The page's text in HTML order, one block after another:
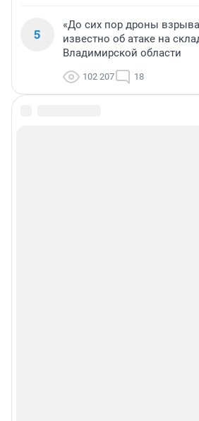
5
«До сих пор дроны
известно об атаке на
Владимирской области
102 207 18